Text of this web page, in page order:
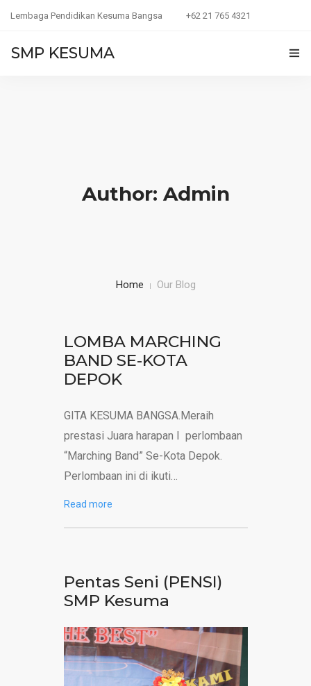
Lembaga Pendidikan Kesuma Bangsa +62 21 765 4321
SMP KESUMA
Author: Admin
Home Our Blog
LOMBA MARCHING
BAND SE-KOTA
DEPOK
GITA KESUMA BANGSA.Meraih
prestasi Juara harapan I perlombaan
“Marching Band” Se-Kota Depok.
Perlombaan ini di ikuti…
Read more
Pentas Seni (PENSI)
SMP Kesuma